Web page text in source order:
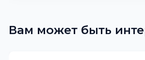
Вам может быть